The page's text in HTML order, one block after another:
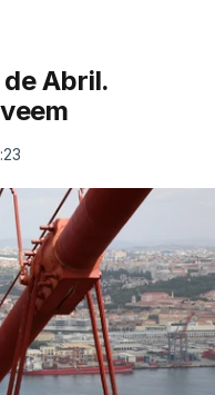
Abril.